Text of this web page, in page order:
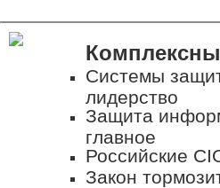
Системы
лидерство
Защита
главное
Российские
Закон